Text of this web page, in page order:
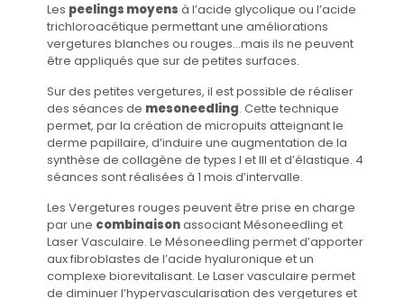
Les peelings moyens à l’acide glycolique ou l’acide
trichloroacétique permettant une améliorations
vergetures blanches ou rouges…mais ils ne peuvent
être appliqués que sur de petites surfaces.
Sur des petites vergetures, il est possible de réaliser
des séances de mesoneedling. Cette technique
permet, par la création de micropuits atteignant le
derme papillaire, d’induire une augmentation de la
synthèse de collagène de types I et III et d’élastique. 4
séances sont réalisées à 1 mois d’intervalle.
Les Vergetures rouges peuvent être prise en charge
par une combinaisonassociant Mésoneedling et
Laser Vasculaire. Le Mésoneedling permet d’apporter
aux fibroblastes de l’acide hyaluronique et un
complexe biorevitalisant. Le Laser vasculaire permet
de diminuer l’hypervascularisation des vergetures et